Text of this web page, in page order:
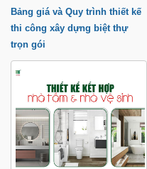
Bảng giá và Quy trình thiết kế
thi công xây dựng biệt thự
trọn gói